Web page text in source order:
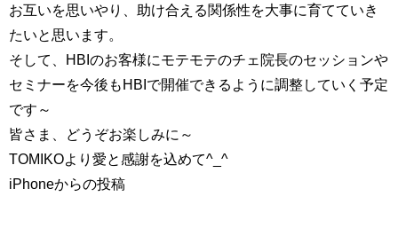
お互いを思いやり、助け合える関係性を大事に育てていき
たいと思います。
そして、HBIのお客様にモテモテのチェ院長のセッションや
セミナーを今後もHBIで開催できるように調整していく予定
です～
皆さま、どうぞお楽しみに～
TOMIKOより愛と感謝を込めて^_^
iPhoneからの投稿